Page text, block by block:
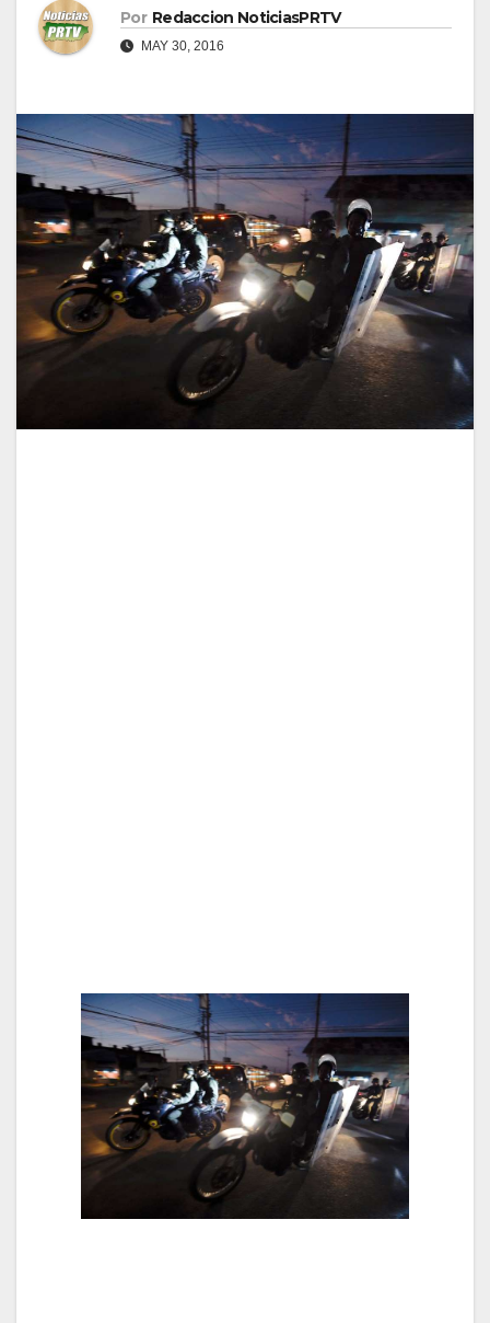
Por Redaccion NoticiasPRTV
MAY 30, 2016